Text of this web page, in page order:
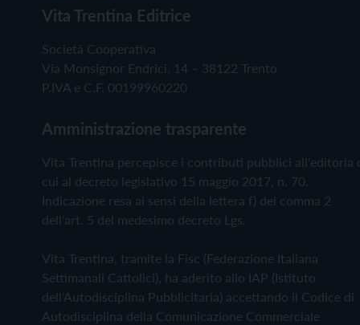
Vita Trentina Editrice
Società Cooperativa
Via Monsignor Endrici, 14 – 38122 Trento
P.IVA e C.F. 00199960220
Amministrazione trasparente
Vita Trentina percepisce i contributi pubblici all'editoria
cui al decreto legislativo 15 maggio 2017, n. 70.
Indicazione resa ai sensi della lettera f) del comma 2
dell'art. 5 del medesimo decreto Lgs.
Vita Trentina, tramite la Fisc (Federazione Italiana
Settimanali Cattolici), ha aderito allo IAP (Istituto
dell'Autodisciplina Pubblicitaria) accettando il Codice di
Autodisciplina della Comunicazione Commerciale